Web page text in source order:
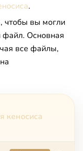
.
чтобы вы могли
файл. Основная
все файлы,
кеносиса